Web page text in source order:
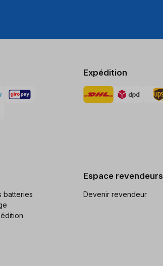
Expédition
batteries
Espace revendeurs
Devenir revendeur